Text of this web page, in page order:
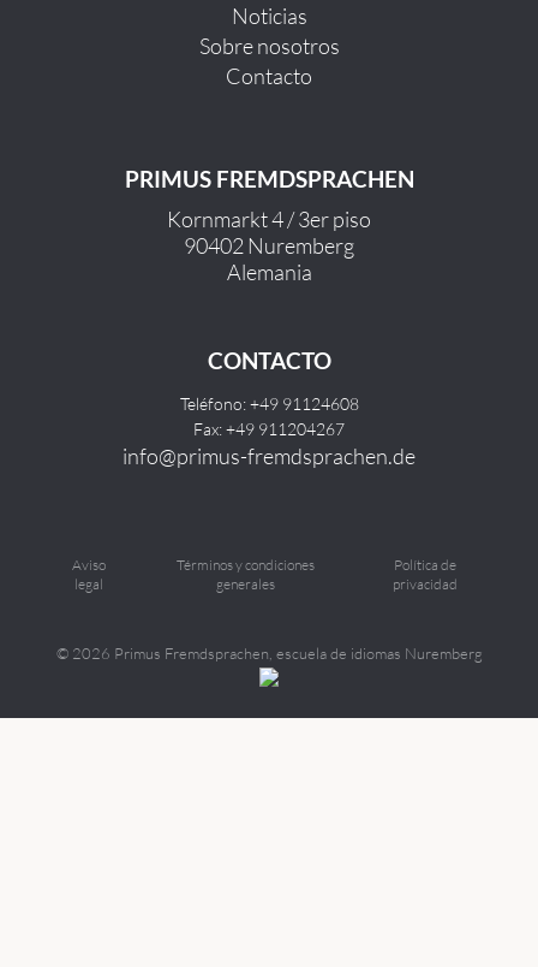
Noticias
Sobre nosotros
Contacto
PRIMUS FREMDSPRACHEN
Kornmarkt 4 / 3er piso
90402 Nuremberg
Alemania
CONTACTO
Teléfono: +49 91124608
Fax: +49 911204267
info@primus-fremdsprachen.de
Aviso
legal
Términos y condiciones
generales
Política de
privacidad
© 2026 Primus Fremdsprachen, escuela de idiomas Nuremberg